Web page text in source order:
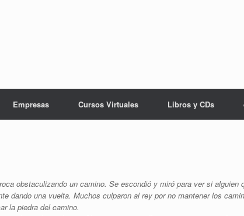
Empresas Cursos Virtuales Libros y CDs
obstaculizando un camino. Se escondió y miró para ver si alguien
dando una vuelta. Muchos culparon al rey por no mantener los
la piedra del camino.